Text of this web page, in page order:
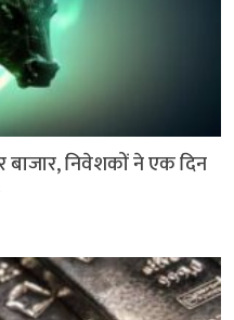
निवेशकों ने एक दिन